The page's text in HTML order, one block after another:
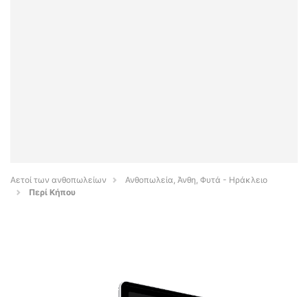
Αετοί των ανθοπωλείων
Ανθοπωλεία, Άνθη, Φυτά - Ηράκλειο
Περί Κήπου